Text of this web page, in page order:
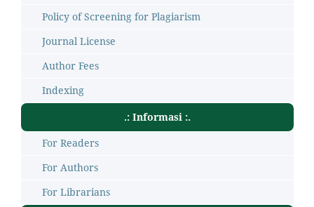
Policy of Screening for Plagiarism
Journal License
Author Fees
Indexing
.: Informasi :.
For Readers
For Authors
For Librarians